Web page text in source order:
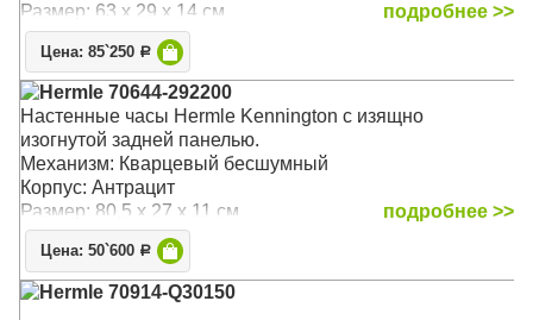
Размер: 63 х 29 х 14 см
подробнее >>
Цена: 85`250 Р
Hermle 70644-292200
Настенные часы Hermle Kennington с изящно
изогнутой задней панелью.
Механизм: Кварцевый бесшумный
Корпус: Антрацит
Размер: 80,5 х 27 х 11 см
подробнее >>
Цена: 50`600 Р
Hermle 70914-Q30150